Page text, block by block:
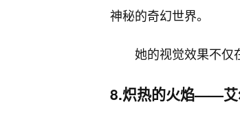
神秘的奇幻世界。
她的视觉效果不仅
8.炽热的火焰——艾